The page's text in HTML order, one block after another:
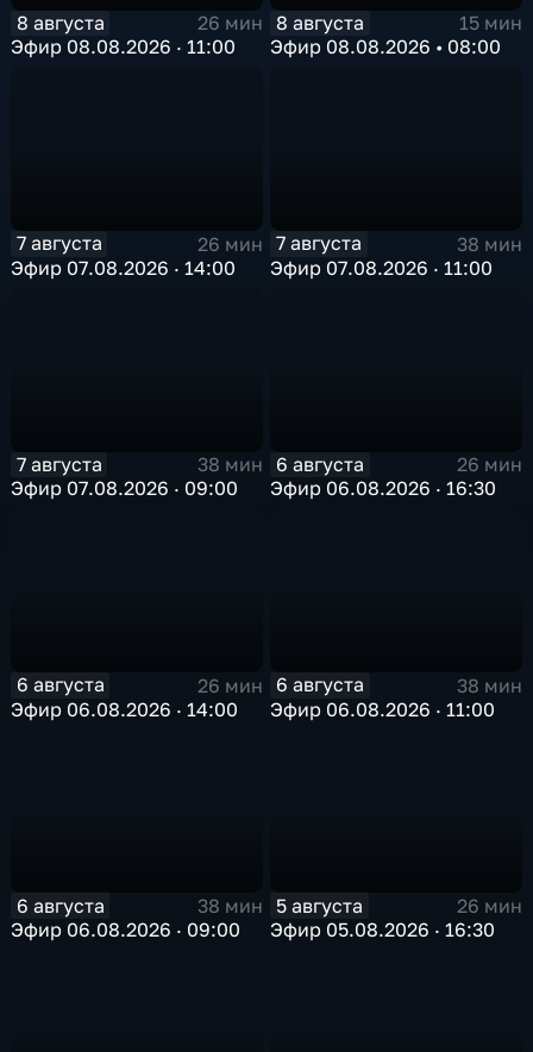
8 августа
26 мин
Эфир 08.08.2026 · 11:00
8 августа
15 мин
Эфир 08.08.2026 • 08:00
7 августа
26 мин
Эфир 07.08.2026 · 14:00
7 августа
38 мин
Эфир 07.08.2026 · 11:00
7 августа
38 мин
Эфир 07.08.2026 · 09:00
6 августа
26 мин
Эфир 06.08.2026 · 16:30
6 августа
26 мин
Эфир 06.08.2026 · 14:00
6 августа
38 мин
Эфир 06.08.2026 · 11:00
6 августа
38 мин
Эфир 06.08.2026 · 09:00
5 августа
26 мин
Эфир 05.08.2026 · 16:30